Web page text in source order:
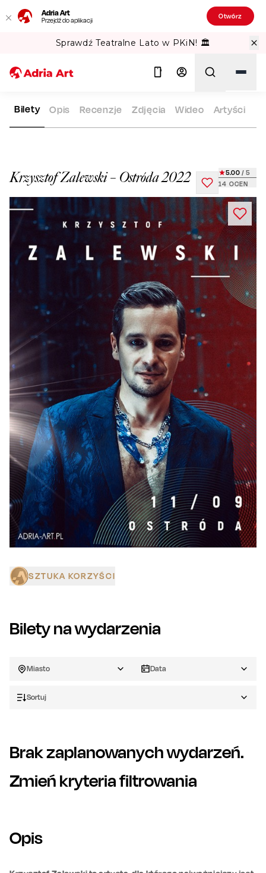
Adria Art
Przejdź do aplikacji Otwórz
Sprawdź Teatralne Lato w PKiN! 🏛️
ADRIA ART REPERTUAR KRZYSZTOF ZALEWSKI –
Krzysztof Zalewski – Ostróda 2022 14 OCEN
5.00 / 5
Bilety Opis Recenzje Zdjęcia Wideo Artyści
SZTUKA KORZYŚCI
Bilety na wydarzenia
Miasto Data
Sortuj
Brak zaplanowanych wydarzeń.
Zmień kryteria filtrowania
Opis